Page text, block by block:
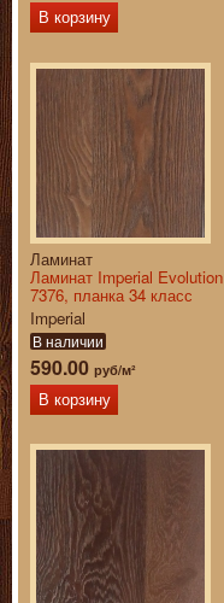
В корзину
Ламинат
Ламинат Imperial Evolution
7376, планка 34 класс
Imperial
В наличии
590.00 руб/м²
В корзину